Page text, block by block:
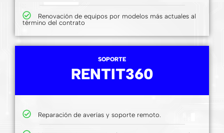
Renovación de equipos por modelos más actuales al
término del contrato
SOPORTE
RENTIT360
Reparación de averías y soporte remoto.